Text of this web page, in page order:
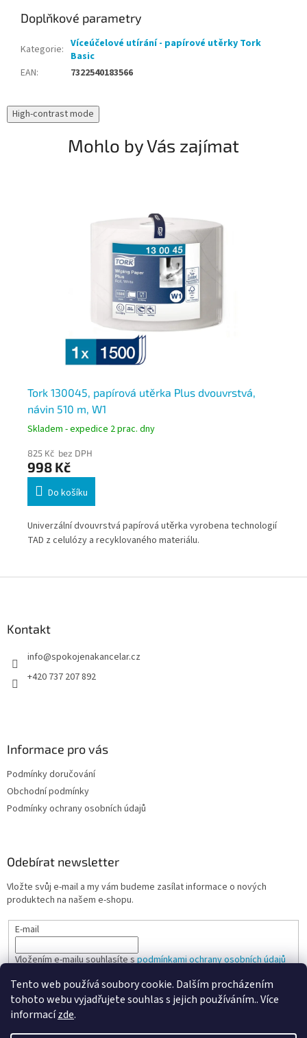
Tento web používá soubory cookie. Dalším procházením
tohoto webu vyjadřujete souhlas s jejich používáním.. Více
informacízde.
Doplňkové parametry
Kategorie: Víceúčelové utírání - papírové utěrky Tork
Basic
EAN: 7322540183566
High-contrast mode
Mohlo by Vás zajímat
Tork 130045, papírová utěrka Plus dvouvrstvá,
návin 510 m, W1
Skladem - expedice 2 prac. dny
825 Kč bez DPH
998 Kč
Do košíku
Univerzální dvouvrstvá papírová utěrka vyrobena technologií
TAD z celulózy a recyklovaného materiálu.
Kontakt
info@spokojenakancelar.cz
+420 737 207 892
Informace pro vás
Podmínky doručování
Obchodní podmínky
Podmínky ochrany osobních údajů
Odebírat newsletter
Vložte svůj e-mail a my vám budeme zasílat informace o nových
produktech na našem e-shopu.
E-mail
Vložením e-mailu souhlasíte spodmínkami ochrany osobních údajů
PŘIHLÁSIT SE